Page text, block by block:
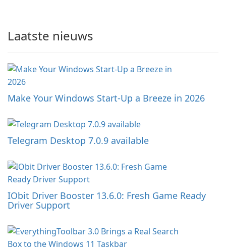
Laatste nieuws
Make Your Windows Start-Up a Breeze in 2026
Telegram Desktop 7.0.9 available
IObit Driver Booster 13.6.0: Fresh Game Ready
Driver Support